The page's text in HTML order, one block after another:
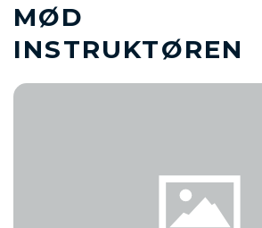
MØD
INSTRUKTØREN